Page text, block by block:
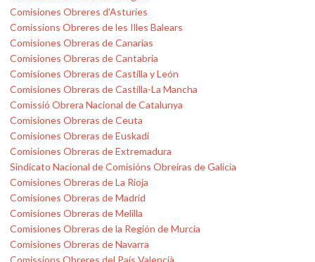
Comisiones Obreres d'Asturies
Comissions Obreres de les Illes Balears
Comisiones Obreras de Canarias
Comisiones Obreras de Cantabria
Comisiones Obreras de Castilla y León
Comisiones Obreras de Castilla-La Mancha
Comissió Obrera Nacional de Catalunya
Comisiones Obreras de Ceuta
Comisiones Obreras de Euskadi
Comisiones Obreras de Extremadura
Sindicato Nacional de Comisións Obreiras de Galicia
Comisiones Obreras de La Rioja
Comisiones Obreras de Madrid
Comisiones Obreras de Melilla
Comisiones Obreras de la Región de Murcia
Comisiones Obreras de Navarra
Comissions Obreres del País Valencià